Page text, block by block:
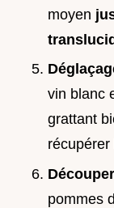
moyen
vin blanc
grattant
récupérer
pommes